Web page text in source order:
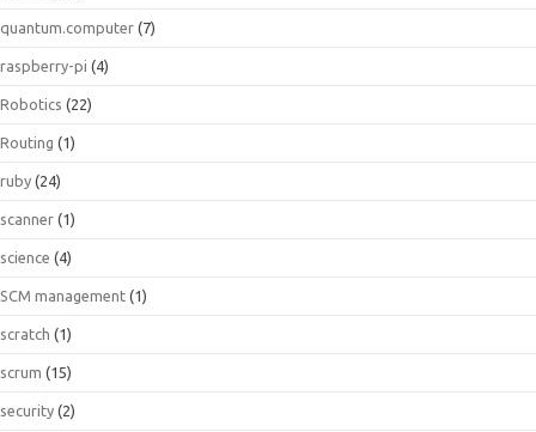
quantum.computer (7)
raspberry-pi (4)
Robotics (22)
Routing (1)
ruby (24)
scanner (1)
science (4)
SCM management (1)
scratch (1)
scrum (15)
security (2)